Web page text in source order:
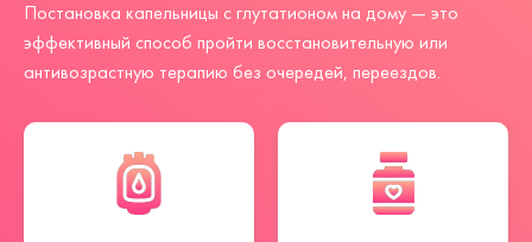
Постановка капельницы с глутатионом на дому — это
эффективный способ пройти восстановительную или
антивозрастную терапию без очередей, переездов.